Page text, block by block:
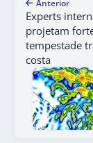
Anterior
Experts
projetam
tempestade
costa